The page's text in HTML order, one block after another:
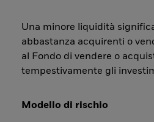
Una minore liquidità
abbastanza acquirenti o
al Fondo di vendere o
tempestivamente gli
Modello di rischio